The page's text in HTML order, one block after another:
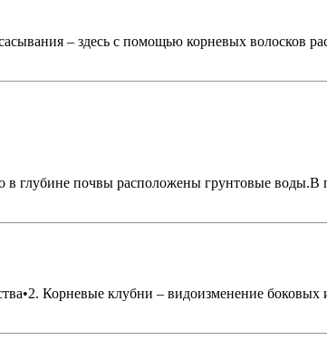
– здесь с помощью корневых волосков
в глубине почвы расположены грунтовые
Корневые клубни – видоизменение